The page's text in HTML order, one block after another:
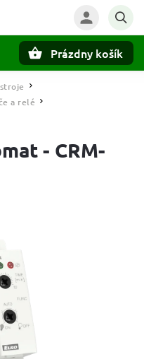
Prázdny košík
/
a relé /
- CRM-